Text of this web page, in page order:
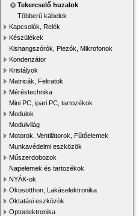
Tekercselő huzalok
Többerű kábelek
Kapcsolók, Relék
Készülékek
Kishangszórók, Piezók, Mikrofonok
Kondenzátor
Kristályok
Matricák, Feliratok
Méréstechnika
Mini PC, ipari PC, tartozékok
Modulok
Modulvilág
Motorok, Ventilátorok, Fűtőelemek
Munkavédelmi eszközök
Műszerdobozok
Napelemek és tartozékok
NYÁK-ok
Okosotthon, Lakáselektronika
Oktatási eszközök
Optoelektronika